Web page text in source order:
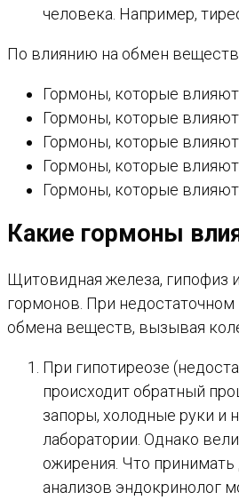
человека. Например,
По влиянию на обмен
Гормоны, которые
Гормоны, которые
Гормоны, которые
Гормоны, которые
Гормоны, которые
Какие гормоны
Щитовидная железа, гипофиз
гормонов. При
обмена веществ, вызывая
При гипотиреозе
происходит обратный
запоры, холодные руки и
лаборатории. Однако
ожирения. Что
анализов эндокринолог